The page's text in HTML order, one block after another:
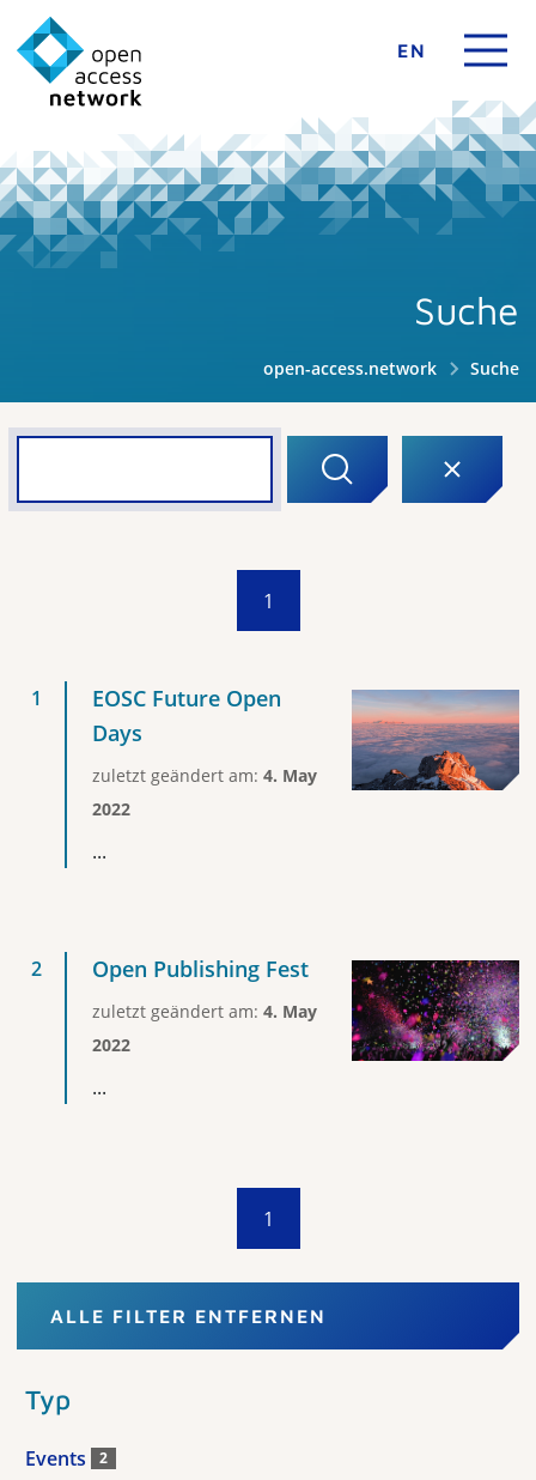
EN
Suche
open-access.network Suche
1
EOSC Future Open
Days
zuletzt geändert am: 4. May
2022
...
Open Publishing Fest
zuletzt geändert am: 4. May
2022
...
1
ALLE FILTER ENTFERNEN
Typ
Events 2